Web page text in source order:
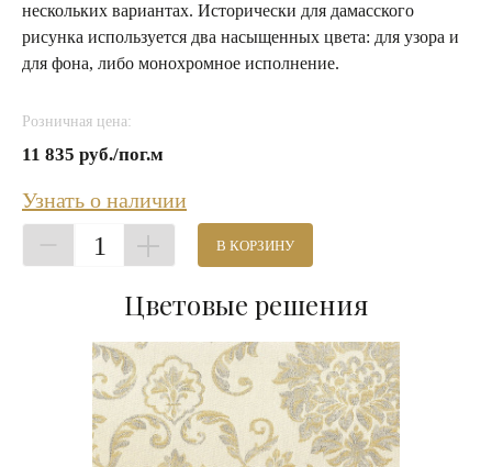
нескольких вариантах. Исторически для дамасского
рисунка используется два насыщенных цвета: для узора и
для фона, либо монохромное исполнение.
Розничная цена:
11 835 руб./пог.м
Узнать о наличии
1 В КОРЗИНУ
Цветовые решения